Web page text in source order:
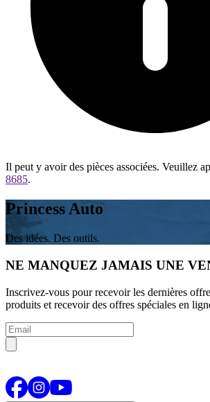
Il peut y avoir des pièces associées. Veuillez
8685.
Princess Auto
Des idées. Des outils.
NE MANQUEZ JAMAIS UNE
Inscrivez-vous pour recevoir les dernières
produits et recevoir des offres spéciales en